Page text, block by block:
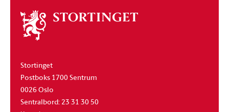
Om
stortinget
Stortinget
Postboks 1700 Sentrum
0026 Oslo
Sentralbord: 23 31 30 50